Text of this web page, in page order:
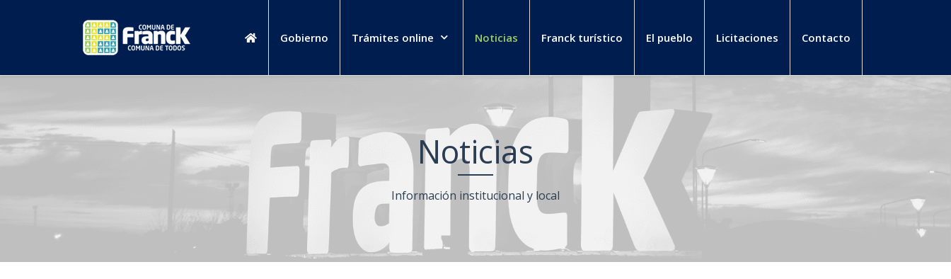
Gobierno Trámites online Noticias Franck turístico El pueblo Licitaciones Contacto
Noticias
Información institucional y local